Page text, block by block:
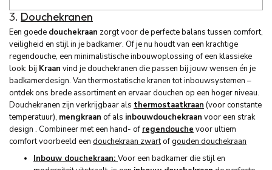
3. Douchekranen
Een goede douchekraan zorgt voor de perfecte balans tussen comfort,
veiligheid en stijl in je badkamer. Of je nu houdt van een krachtige
regendouche, een minimalistische inbouwoplossing of een klassieke
look: bij Kraan vind je douchekranen die passen bij jouw wensen én je
badkamerdesign. Van thermostatische kranen tot inbouwsystemen –
ontdek ons brede assortiment en ervaar douchen op een hoger niveau.
Douchekranen zijn verkrijgbaar als thermostaatkraan (voor constante
temperatuur), mengkraan of als inbouwdouchekraan voor een strak
design . Combineer met een hand- of regendouche voor ultiem
comfort voorbeeld een douchekraan zwartofgouden douchekraan
Inbouw douchekraan: Voor een badkamer die stijl en